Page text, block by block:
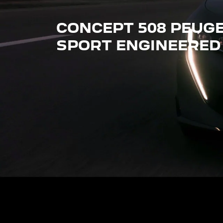
CONCEPT 508
SPORT ENGINEERED